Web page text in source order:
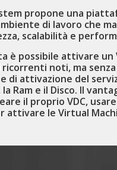
propone una
di lavoro che
scalabilità e
è possibile attivare
noti, ma
di attivazione del
Ram e il Disco. Il
il proprio VDC,
attivare le Virtual